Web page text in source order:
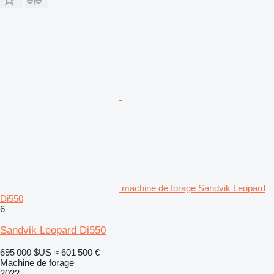
machine de forage Sandvik Leopard
Di550
6
Sandvik Leopard Di550
695 000 $US ≈ 601 500 €
Machine de forage